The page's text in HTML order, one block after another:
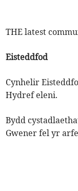
THE latest
Eisteddfod
Cynhelir
Hydref eleni.
Bydd
Gwener fel yr